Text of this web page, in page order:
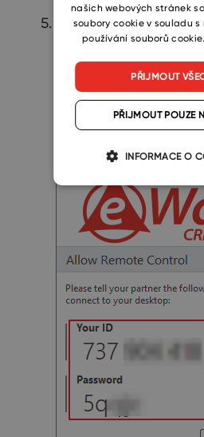
TeamViewer je
následující okno,
vygenerovány vaše
Předejte obojí
abyste mu umožnili
obrazovku.
našich webových stránek
soubory cookie v souladu
používání souborů cookie.
PŘIJMOUT
PŘIJMOUT POUZE
INFORMACE O